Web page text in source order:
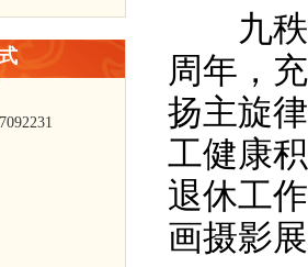
九秩
周年，
扬主旋
工健康
退休工
画摄影